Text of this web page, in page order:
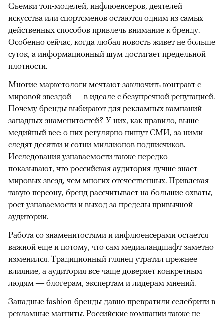
Съемки топ-моделей, инфлюенсеров, деятелей
искусства или спортсменов остаются одним из самых
действенных способов привлечь внимание к бренду.
Особенно сейчас, когда любая новость живет не больше
суток, а информационный шум достигает предельной
плотности.
Многие маркетологи мечтают заключить контракт с
мировой звездой — в идеале с безупречной репутацией.
Почему бренды выбирают для рекламных кампаний
западных знаменитостей? У них, как правило, выше
медийный вес: о них регулярно пишут СМИ, за ними
следят десятки и сотни миллионов подписчиков.
Исследования узнаваемости также нередко
показывают, что российская аудитория лучше знает
мировых звезд, чем многих отечественных. Привлекая
такую персону, бренд рассчитывает на большие охваты,
рост узнаваемости и выход за пределы привычной
аудитории.
Работа со знаменитостями и инфлюенсерами остается
важной еще и потому, что сам медиаландшафт заметно
изменился. Традиционный глянец утратил прежнее
влияние, а аудитория все чаще доверяет конкретным
людям — блогерам, экспертам и лидерам мнений.
Западные fashion-бренды давно превратили селебрити в
рекламные магниты. Российские компании также не